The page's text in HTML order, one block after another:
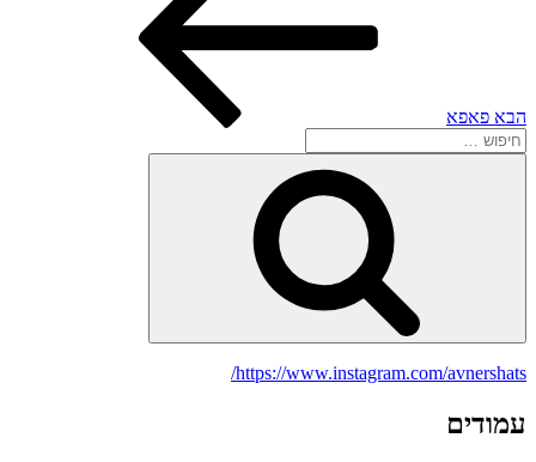
הבא פאפא
חפש:
https://www.instagram.com/avnershats/
עמודים